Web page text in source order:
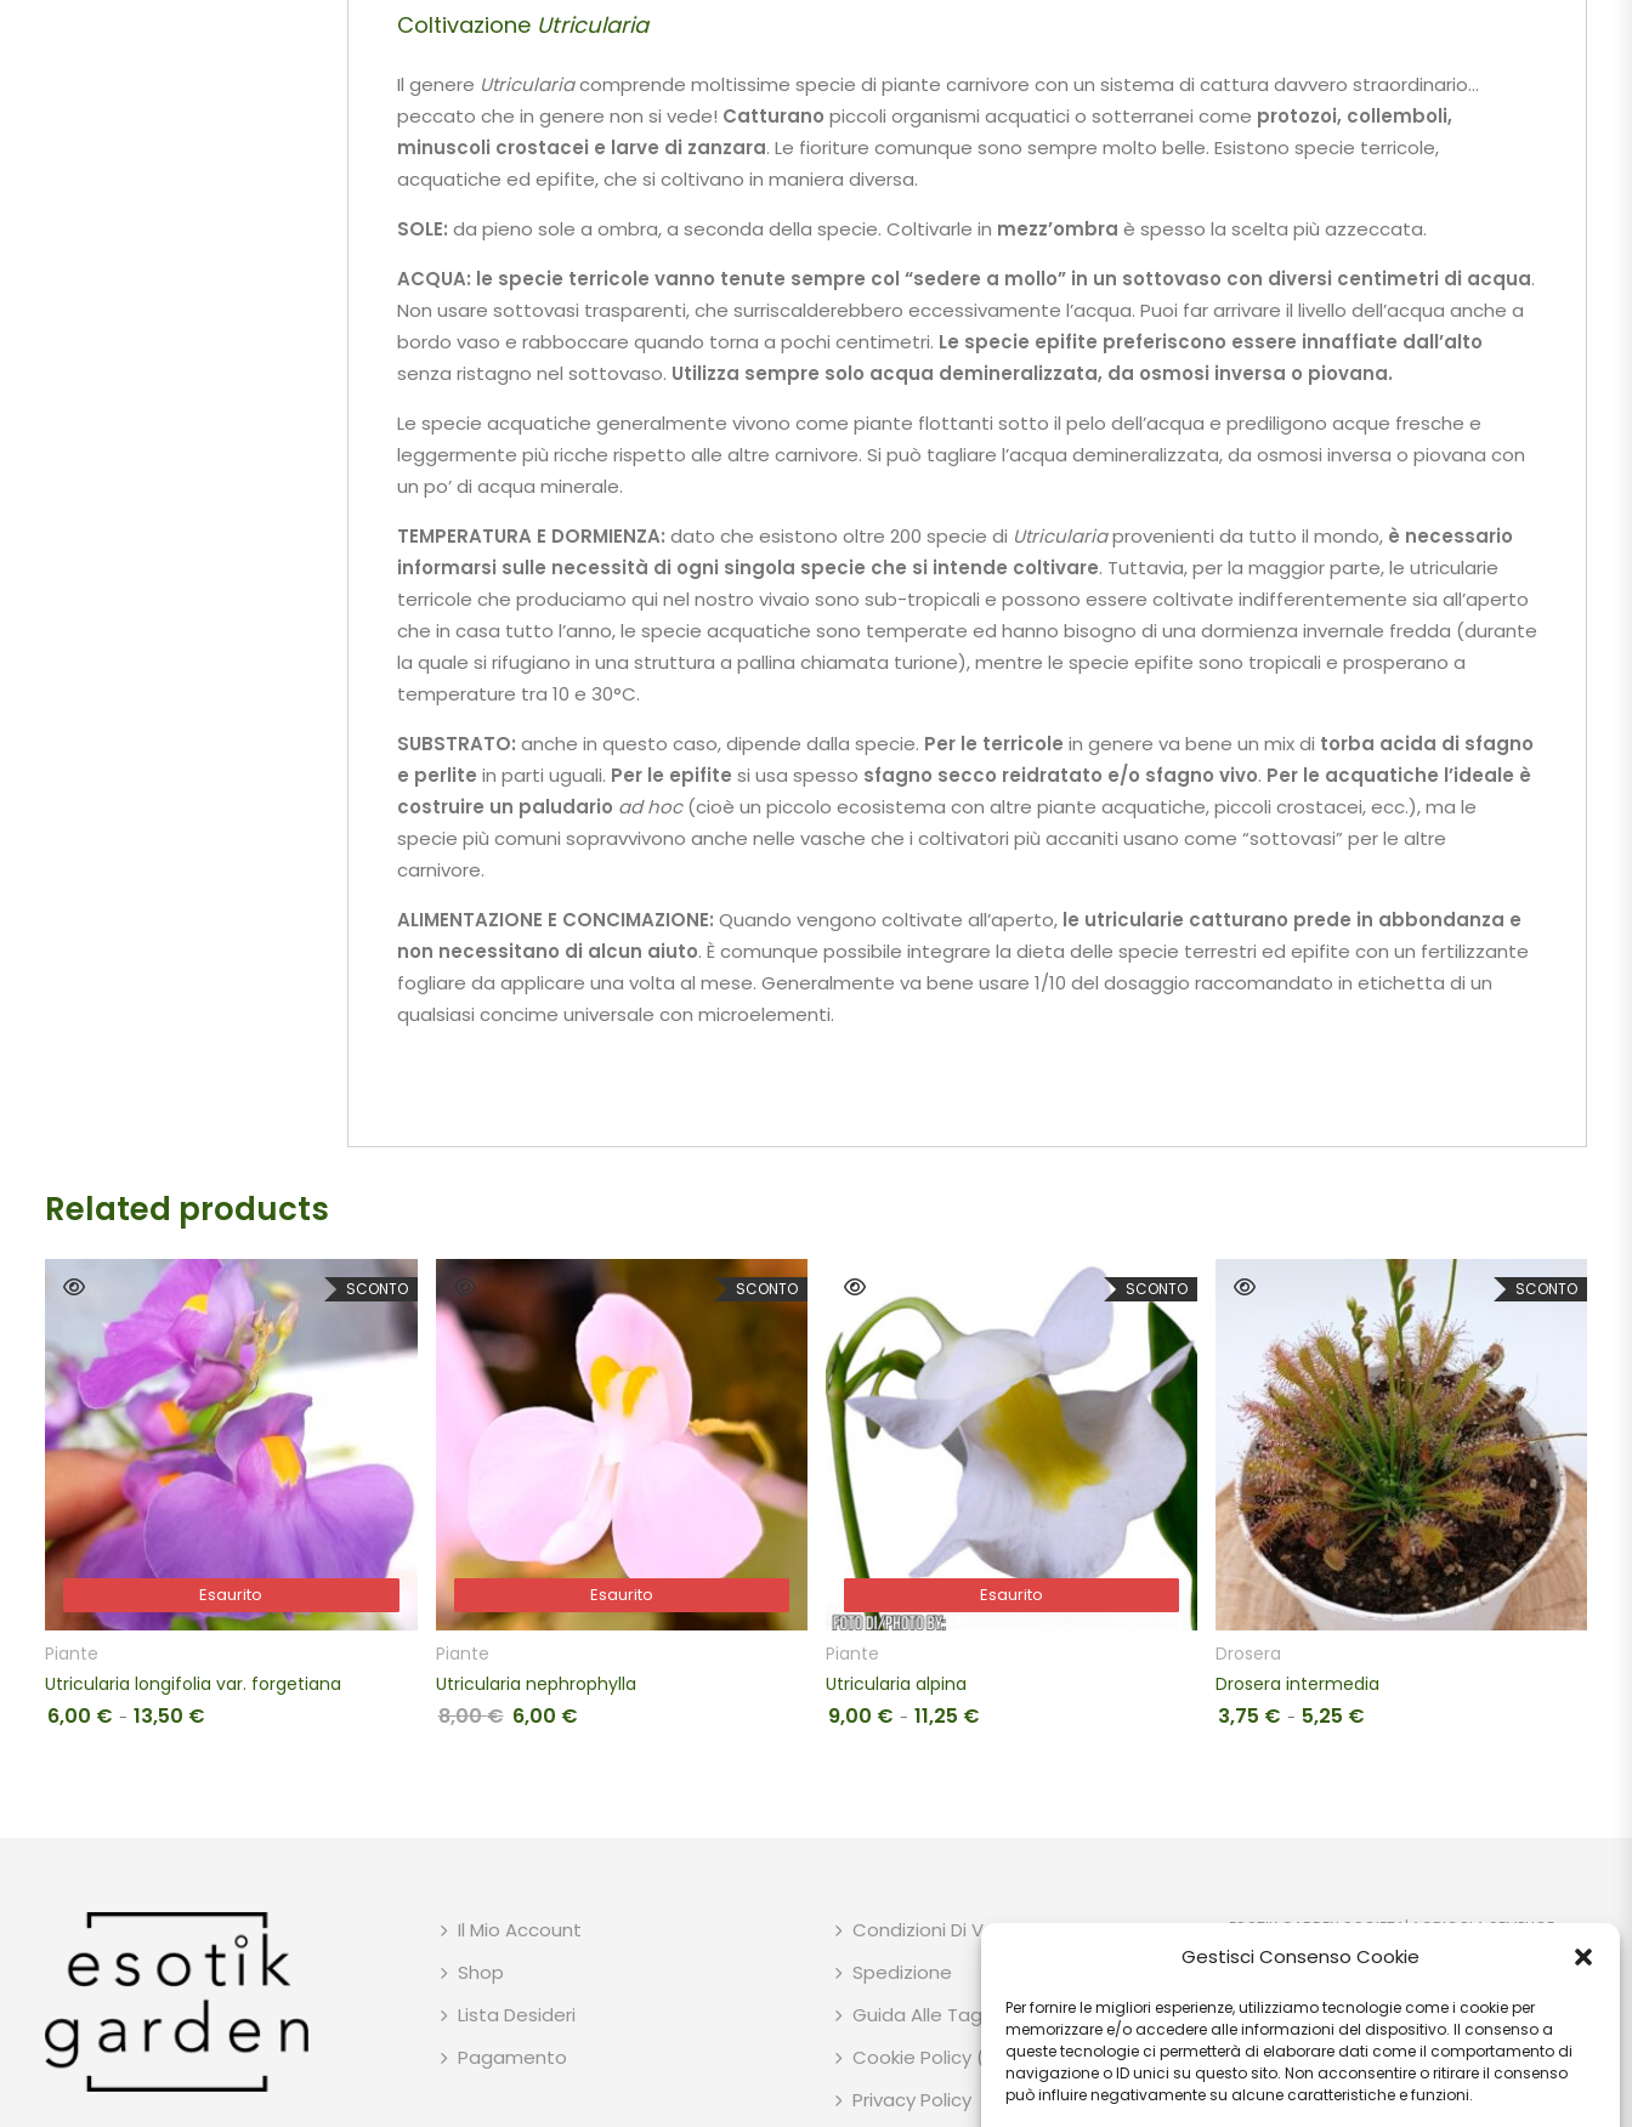
Gestisci Consenso Cookie
Per fornire le migliori esperienze, utilizziamo tecnologie come i cookie per
memorizzare e/o accedere alle informazioni del dispositivo. Il consenso a
queste tecnologie ci permetterà di elaborare dati come il comportamento di
navigazione o ID unici su questo sito. Non acconsentire o ritirare il consenso
può influire negativamente su alcune caratteristiche e funzioni.
Coltivazione Utricularia
Il genere Utriculariacomprende moltissime specie di piante carnivore con un sistema di cattura davvero straordinario…
peccato che in genere non si vede! Catturano piccoli organismi acquatici o sotterranei come protozoi, collemboli,
minuscoli crostacei e larve di zanzara. Le fioriture comunque sono sempre molto belle. Esistono specie terricole,
acquatiche ed epifite, che si coltivano in maniera diversa.
SOLE: da pieno sole a ombra, a seconda della specie. Coltivarle in mezz’ombra è spesso la scelta più azzeccata.
ACQUA: le specie terricole vanno tenute sempre col “sedere a mollo” in un sottovaso con diversi centimetri di acqua.
Non usare sottovasi trasparenti, che surriscalderebbero eccessivamente l’acqua. Puoi far arrivare il livello dell’acqua anche a
bordo vaso e rabboccare quando torna a pochi centimetri. Le specie epifite preferiscono essere innaffiate dall’alto
senza ristagno nel sottovaso. Utilizza sempre solo acqua demineralizzata, da osmosi inversa o piovana.
Le specie acquatiche generalmente vivono come piante flottanti sotto il pelo dell’acqua e prediligono acque fresche e
leggermente più ricche rispetto alle altre carnivore. Si può tagliare l’acqua demineralizzata, da osmosi inversa o piovana con
un po’ di acqua minerale.
TEMPERATURA E DORMIENZA: dato che esistono oltre 200 specie di Utriculariaprovenienti da tutto il mondo, è necessario
informarsi sulle necessità di ogni singola specie che si intende coltivare. Tuttavia, per la maggior parte, le utricularie
terricole che produciamo qui nel nostro vivaio sono sub-tropicali e possono essere coltivate indifferentemente sia all’aperto
che in casa tutto l’anno, le specie acquatiche sono temperate ed hanno bisogno di una dormienza invernale fredda (durante
la quale si rifugiano in una struttura a pallina chiamata turione), mentre le specie epifite sono tropicali e prosperano a
temperature tra 10 e 30°C.
SUBSTRATO: anche in questo caso, dipende dalla specie. Per le terricole in genere va bene un mix di torba acida di sfagno
e perlite in parti uguali. Per le epifite si usa spesso sfagno secco reidratato e/o sfagno vivo. Per le acquatiche l’ideale è
costruire un paludario ad hoc(cioè un piccolo ecosistema con altre piante acquatiche, piccoli crostacei, ecc.), ma le
specie più comuni sopravvivono anche nelle vasche che i coltivatori più accaniti usano come “sottovasi” per le altre
carnivore.
ALIMENTAZIONE E CONCIMAZIONE: Quando vengono coltivate all’aperto, le utricularie catturano prede in abbondanza e
non necessitano di alcun aiuto. È comunque possibile integrare la dieta delle specie terrestri ed epifite con un fertilizzante
fogliare da applicare una volta al mese. Generalmente va bene usare 1/10 del dosaggio raccomandato in etichetta di un
qualsiasi concime universale con microelementi.
Related products
€ a 15,00 €
SCONTO
Esaurito
Esaurito
Piante
Utricularia longifolia var. forgetiana
6,00 € - 13,50 € Fascia di prezzo: da 6,00 € a 13,50 €
SCONTO
Esaurito
Esaurito
Piante
Utricularia nephrophylla
8,00€ Il prezzo originale era: 8,00 €.
6,00 €
SCONTO
Esaurito
Esaurito
Piante
Utricularia alpina
9,00 € - 11,25 € Fascia di prezzo: da 9,00 € a 11,25 €
SCONTO
SCEGLI
Drosera
Drosera intermedia
3,75 € - 5,25 €
Il Mio Account
Shop
Lista Desideri
Pagamento
Condizioni Di Vendita
Spedizione
Guida Alle Taglie E Dimensioni
Cookie Policy (UE)
Privacy Policy
ESOTIK GARDEN SOCIETA' AGRICOLA SEMPLICE
P.IVA: IT03707710541 C.F: 03707710541 VIA EZIO
esotikgarden@pec.it